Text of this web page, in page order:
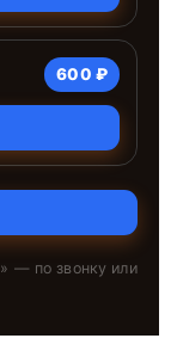
600 ₽
» — по звонку или